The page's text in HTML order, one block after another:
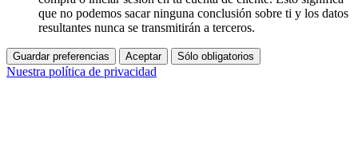
que no podemos sacar ninguna conclusión sobre ti y los datos
resultantes nunca se transmitirán a terceros.
Guardar preferencias Aceptar Sólo obligatorios
Nuestra política de privacidad